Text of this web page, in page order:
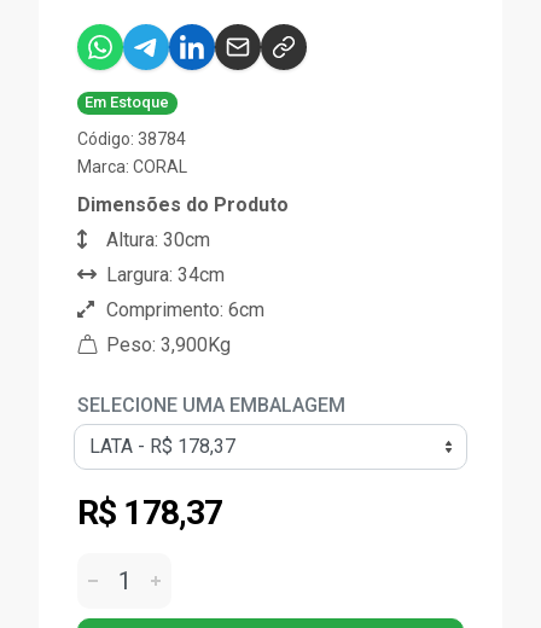
Em Estoque
Código: 38784
Marca: CORAL
Dimensões do Produto
Altura: 30cm
Largura: 34cm
Comprimento: 6cm
Peso: 3,900Kg
SELECIONE UMA EMBALAGEM
R$ 178,37